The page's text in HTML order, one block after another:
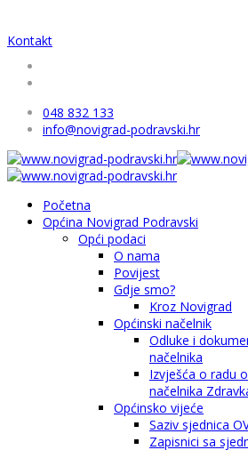
Kontakt
048 832 133
info@novigrad-podravski.hr
Početna
Općina Novigrad Podravski
Opći podaci
O nama
Povijest
Gdje smo?
Kroz Novigrad
Općinski načelnik
Odluke i
načelnika
Izvješća o radu
načelnika
Općinsko vijeće
Saziv sjednica
Zapisnici sa